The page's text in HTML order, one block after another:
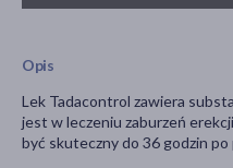
Opis
Lek Tadacontrol zawiera
jest w leczeniu zaburzeń
być skuteczny do 36 godzin